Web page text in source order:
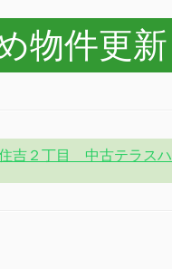
物件更新
吉２丁目 中古テラスハ